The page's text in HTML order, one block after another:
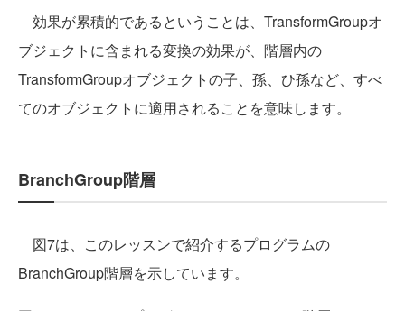
効果が累積的であるということは、TransformGroupオ
ブジェクトに含まれる変換の効果が、階層内の
TransformGroupオブジェクトの子、孫、ひ孫など、すべ
てのオブジェクトに適用されることを意味します。
BranchGroup階層
図7は、このレッスンで紹介するプログラムの
BranchGroup階層を示しています。